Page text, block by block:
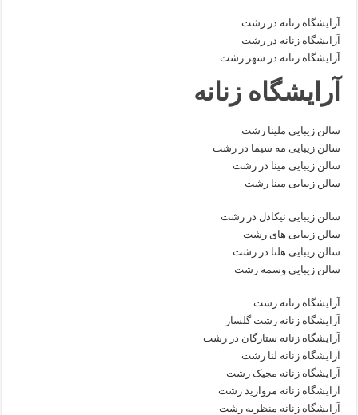
آرایشگاه زنانه در رشت
آرایشگاه زنانه در رشت
آرایشگاه زنانه در شهر رشت
آرایشگاه زنانه
سالن زیبایی ملینا رشت
سالن زیبایی مه سیما در رشت
سالن زیبایی مینا در رشت
سالن زیبایی مینا رشت
سالن زیبایی نیکادل در رشت
سالن زیبایی های رشت
سالن زیبایی هلنا در رشت
سالن زیبایی وسمه رشت
آرایشگاه زنانه رشت
آرایشگاه زنانه رشت گلسار
آرایشگاه زنانه ستارگان در رشت
آرایشگاه زنانه لنا رشت
آرایشگاه زنانه مجیک رشت
آرایشگاه زنانه مروارید رشت
آرایشگاه زنانه منظریه رشت